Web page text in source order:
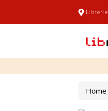
Librerie
Home